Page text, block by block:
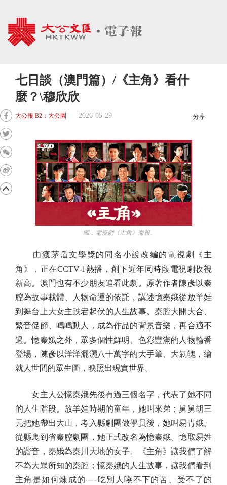
七日談（澳門篇）/《主角》看什
麼？\穆欣欣
大公報 B2：大公園 2026-05-29 分享
圖：電視劇《主角》海報。
由獲茅盾文學獎的同名小說改編的電視劇《主
角》，正在CCTV-1熱播，創下近年同時段電視劇收視
新高。澳門也有不少朋友追看此劇。原著作者陳彥以秦
腔為故事載體、人物命運的依託，講述憶秦娥從放羊娃
到舞台上大女主跌宕起伏的人生故事。秦腔大開大合、
繁音促節、鳴鳴動人，成為作品的背景音樂，再合適不
過。憶秦娥之外，眾多個性鮮明、色彩豐滿的人物輪番
登場，陳彥以洋洋灑灑八十萬字的大手筆、大氣魄，繪
就人世間的眾生圖，映照出現實世界。
女主人公憶秦娥先後有過三個名字，代表了她不同
的人生階段。放羊娃時期的童年，她叫來弟；舅舅胡三
元把她帶出大山，考入縣劇團做學員後，她叫易青娥。
從縣裏到省秦腔劇團，她正式改名為憶秦娥。憶取易姓
的諧音，秦娥為秦川大地的女子。《主角》讓我們了解
不為大眾所知的秦腔；憶秦娥的人生故事，讓我們看到
主角是如何煉成的──吃別人嚥不下的苦、受不了的